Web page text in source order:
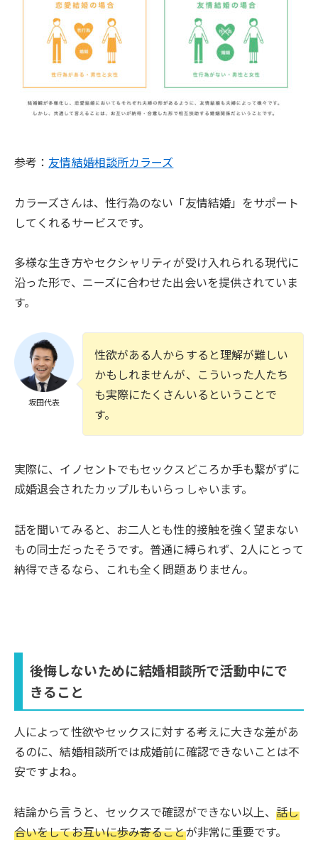
参考： 友情結婚相談所カラーズ
カラーズさんは、性行為のない「友情結婚」をサポート
してくれるサービスです。
多様な生き方やセクシャリティが受け入れられる現代に
沿った形で、ニーズに合わせた出会いを提供されていま
す。
坂田代表
性欲がある人からすると理解が難しい
かもしれませんが、こういった人たち
も実際にたくさんいるということで
す。
実際に、イノセントでもセックスどころか手も繋がずに
成婚退会されたカップルもいらっしゃいます。
話を聞いてみると、お二人とも性的接触を強く望まない
もの同士だったそうです。普通に縛られず、2人にとって
納得できるなら、これも全く問題ありません。
後悔しないために結婚相談所で活動中にで
きること
人によって性欲やセックスに対する考えに大きな差があ
るのに、結婚相談所では成婚前に確認できないことは不
安ですよね。
結論から言うと、セックスで確認ができない以上、話し
合いをしてお互いに歩み寄ることが非常に重要です。